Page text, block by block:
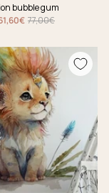
bubble gum
77,00€